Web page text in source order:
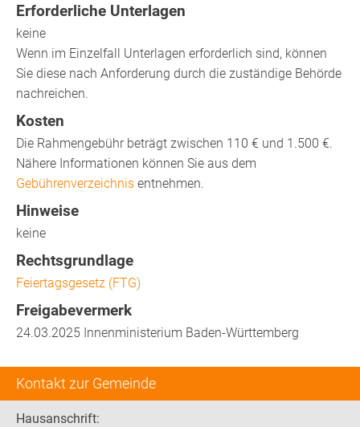
Kontakt zur Gemeinde
Hausanschrift:
Erforderliche Unterlagen
keine
Wenn im Einzelfall Unterlagen erforderlich sind, können
Sie diese nach Anforderung durch die zuständige Behörde
nachreichen.
Kosten
Die Rahmengebühr beträgt zwischen 110 € und 1.500 €.
Nähere Informationen können Sie aus dem
Gebührenverzeichnis entnehmen.
Hinweise
keine
Rechtsgrundlage
Feiertagsgesetz (FTG)
Freigabevermerk
24.03.2025 Innenministerium Baden-Württemberg